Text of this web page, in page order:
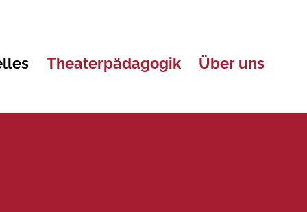
Theaterpädagogik Über uns